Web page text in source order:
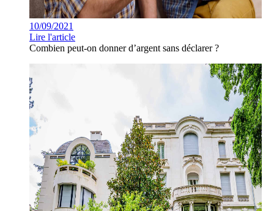
10/09/2021
Lire l'article
Combien peut-on donner d’argent sans déclarer ?